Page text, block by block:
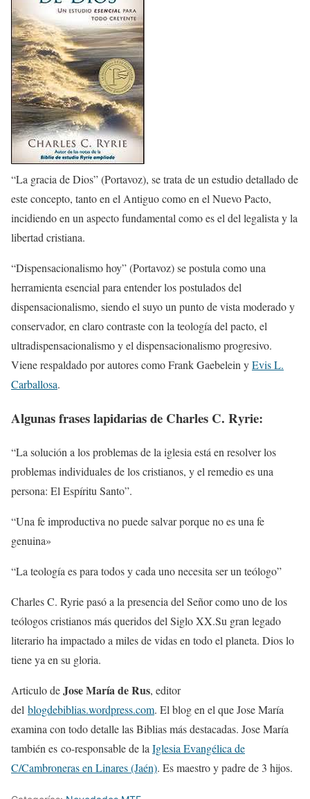
“La gracia de Dios” (Portavoz), se trata de un estudio detallado de
este concepto, tanto en el Antiguo como en el Nuevo Pacto,
incidiendo en un aspecto fundamental como es el del legalista y la
libertad cristiana.
“Dispensacionalismo hoy” (Portavoz) se postula como una
herramienta esencial para entender los postulados del
dispensacionalismo, siendo el suyo un punto de vista moderado y
conservador, en claro contraste con la teología del pacto, el
ultradispensacionalismo y el dispensacionalismo progresivo.
Viene respaldado por autores como Frank Gaebelein yEvis L.
Carballosa.
Algunas frases lapidarias de Charles C. Ryrie:
“La solución a los problemas de la iglesia está en resolver los
problemas individuales de los cristianos, y el remedio es una
persona: El Espíritu Santo”.
“Una fe improductiva no puede salvar porque no es una fe
genuina»
“La teología es para todos y cada uno necesita ser un teólogo”
Charles C. Ryrie pasó a la presencia del Señor como uno de los
teólogos cristianos más queridos del Siglo XX.Su gran legado
literario ha impactado a miles de vidas en todo el planeta. Dios lo
tiene ya en su gloria.
Articulo deJose María de Rus, editor
del blogdebiblias.wordpress.com. El blog en el que Jose María
examina con todo detalle las Biblias más destacadas. Jose María
también es co-responsable de la Iglesia Evangélica de
C/Cambroneras en Linares (Jaén). Es maestro y padre de 3 hijos.